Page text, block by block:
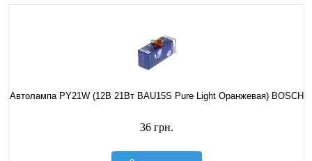
Автолампа PY21W (12В 21Вт BAU15S Pure Light Оранжевая) BOSCH
36 грн.